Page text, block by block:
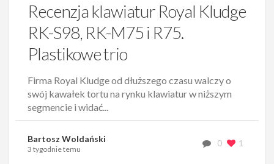
Recenzja klawiatur Royal Kludge
RK-S98, RK-M75 i R75.
Plastikowe trio
Firma Royal Kludge od dłuższego czasu walczy o
swój kawałek tortu na rynku klawiatur w niższym
segmencie i widać...
Bartosz Woldański
3 tygodnie temu
0 1